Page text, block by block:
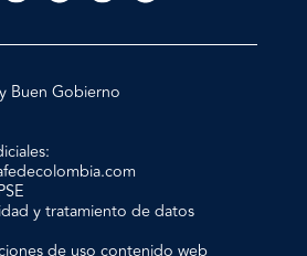
Buen Gobierno
y tratamiento de datos
de uso contenido web